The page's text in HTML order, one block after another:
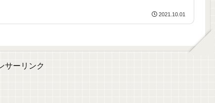
2021.10.01
サーリンク